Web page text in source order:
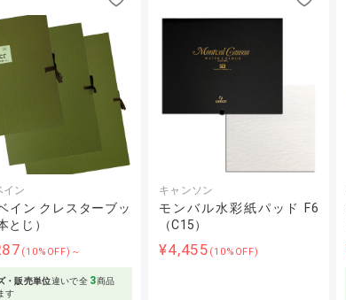
イン
イン クレスターブッ
とじ）
(10%OFF)～
・販売単位違いで全 3商品
す
キャンソン
モンバル水彩紙パッド F6
（C15）
¥4,455 (10%OFF)